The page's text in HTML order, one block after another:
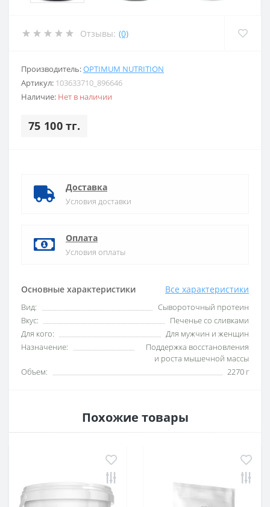
Отзывы: (0)
Производитель:OPTIMUM NUTRITION
Артикул: 103633710_896646
Наличие: Нет в наличии
75 100 тг.
Основные характеристики Все характеристики
Вид:
Сывороточный протеин
Вкус:
Печенье со сливками
Для кого:
Для мужчин и женщин
Назначение:
Поддержка восстановления
и роста мышечной массы
Объем:
2270 г
Доставка
Условия доставки
Оплата
Условия оплаты
Похожие товары